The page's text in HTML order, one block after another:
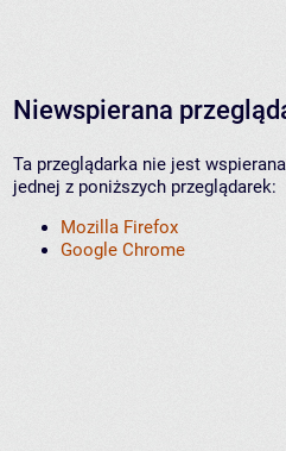
Niewspierana
Ta przeglądarka nie jest
jednej z poniższych przeglądarek:
Mozilla Firefox
Google Chrome